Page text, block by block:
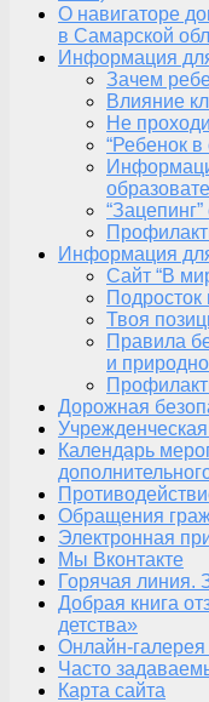
О навигаторе
в Самарской
Информация
Зачем
Влияние
Не
“Ребенок в
Информация
Сайт “В
Подросток
Твоя
Правила
и
Дорожная
Календарь
Обращения
Электронная
Мы Вконтакте
Горячая линия.
Добрая книга
детства»
Онлайн-
Часто
Карта сайта